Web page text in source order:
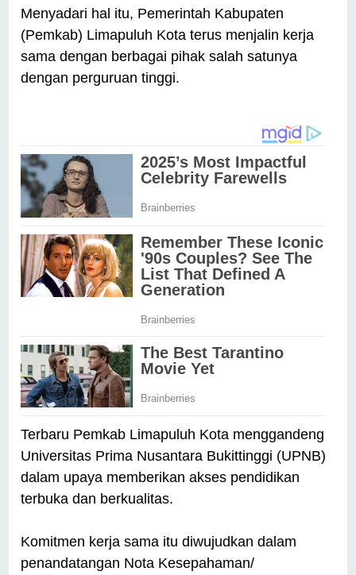
Menyadari hal itu, Pemerintah Kabupaten
(Pemkab) Limapuluh Kota terus menjalin kerja
sama dengan berbagai pihak salah satunya
dengan perguruan tinggi.
Terbaru Pemkab Limapuluh Kota menggandeng
Universitas Prima Nusantara Bukittinggi (UPNB)
dalam upaya memberikan akses pendidikan
terbuka dan berkualitas.
Komitmen kerja sama itu diwujudkan dalam
penandatangan Nota Kesepahaman/